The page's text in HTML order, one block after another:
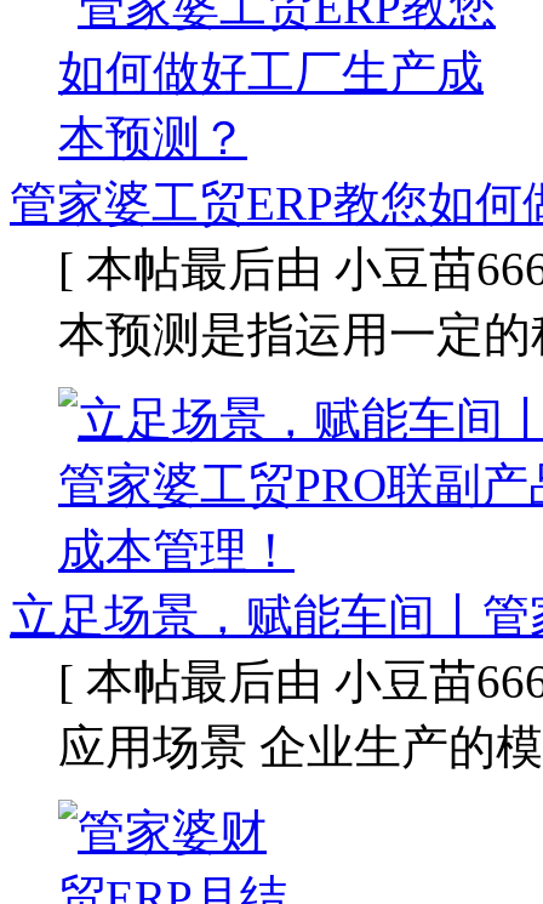
管家婆工贸ERP教您如何
[ 本帖最后由 小豆苗
本预测是指运用一定
立足场景，赋能车间丨管
[ 本帖最后由 小豆苗
应用场景 企业生产的